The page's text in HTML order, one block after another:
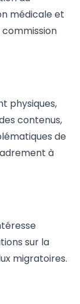
médicale et
physiques,
contenus,
de
à
sur la
migratoires.